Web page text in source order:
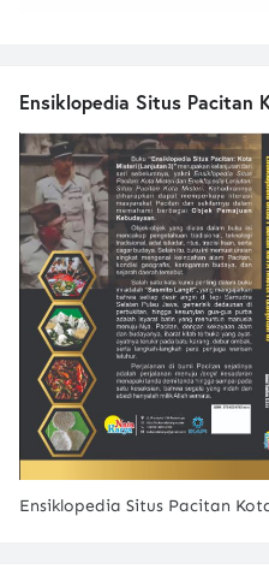
Ensiklopedia Situs Pacitan
Ensiklopedia Situs Pacitan